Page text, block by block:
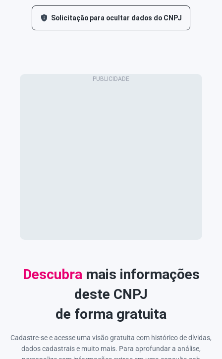
Solicitação para ocultar dados do CNPJ
Descubra mais informações
deste CNPJ
de forma gratuita
Cadastre-se e acesse uma visão gratuita com histórico de dívidas,
dados cadastrais e muito mais. Para aprofundar a análise,